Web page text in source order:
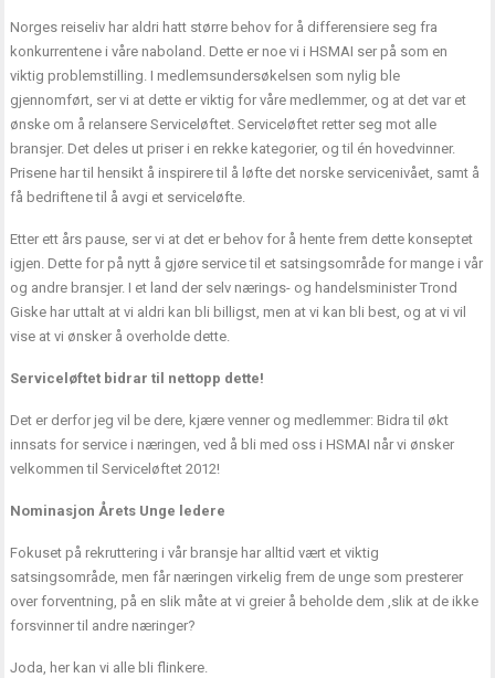
Norges reiseliv har aldri hatt større behov for å differensiere seg fra
konkurrentene i våre naboland. Dette er noe vi i HSMAI ser på som en
viktig problemstilling. I medlemsundersøkelsen som nylig ble
gjennomført, ser vi at dette er viktig for våre medlemmer, og at det var et
ønske om å relansere Serviceløftet. Serviceløftet retter seg mot alle
bransjer. Det deles ut priser i en rekke kategorier, og til én hovedvinner.
Prisene har til hensikt å inspirere til å løfte det norske servicenivået, samt å
få bedriftene til å avgi et serviceløfte.
Etter ett års pause, ser vi at det er behov for å hente frem dette konseptet
igjen. Dette for på nytt å gjøre service til et satsingsområde for mange i vår
og andre bransjer. I et land der selv nærings- og handelsminister Trond
Giske har uttalt at vi aldri kan bli billigst, men at vi kan bli best, og at vi vil
vise at vi ønsker å overholde dette.
Serviceløftet bidrar til nettopp dette!
Det er derfor jeg vil be dere, kjære venner og medlemmer: Bidra til økt
innsats for service i næringen, ved å bli med oss i HSMAI når vi ønsker
velkommen til Serviceløftet 2012!
Nominasjon Årets Unge ledere
Fokuset på rekruttering i vår bransje har alltid vært et viktig
satsingsområde, men får næringen virkelig frem de unge som presterer
over forventning, på en slik måte at vi greier å beholde dem ,slik at de ikke
forsvinner til andre næringer?
Joda, her kan vi alle bli flinkere.